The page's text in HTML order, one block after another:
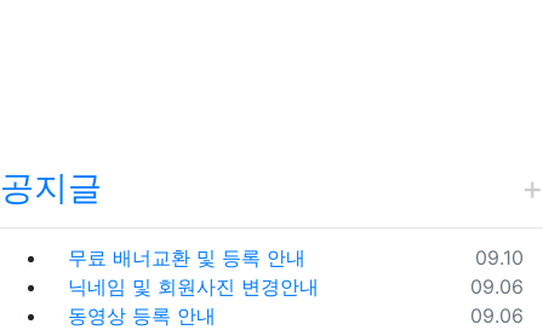
공지글
등록일
09.10
무료 배너교환 및 등록 안내
등록일
09.06
닉네임 및 회원사진 변경안내
등록일
09.06
동영상 등록 안내